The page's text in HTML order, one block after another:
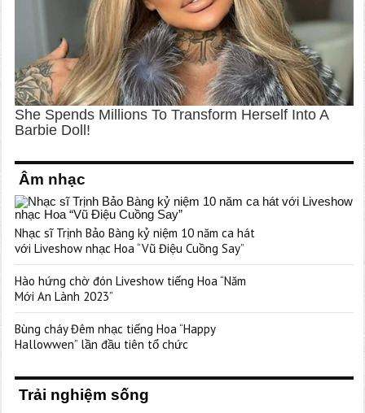
Âm nhạc
Nhạc sĩ Trịnh Bảo Bàng kỷ niệm 10 năm ca hát
với Liveshow nhạc Hoa “Vũ Điệu Cuồng Say”
Hào hứng chờ đón Liveshow tiếng Hoa “Năm
Mới An Lành 2023”
Bùng cháy Đêm nhạc tiếng Hoa “Happy
Hallowwen” lần đầu tiên tổ chức
Trải nghiệm sống